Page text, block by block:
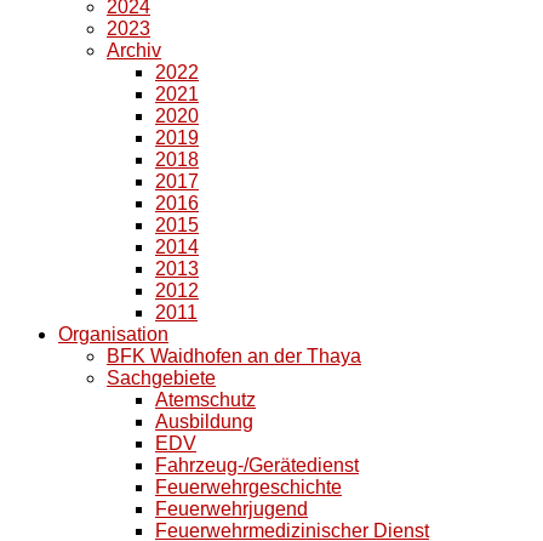
2024
2023
Archiv
2022
2021
2020
2019
2018
2017
2016
2015
2014
2013
2012
2011
Organisation
BFK Waidhofen an der Thaya
Sachgebiete
Atemschutz
Ausbildung
EDV
Fahrzeug-/Gerätedienst
Feuerwehrgeschichte
Feuerwehrjugend
Feuerwehrmedizinischer Dienst